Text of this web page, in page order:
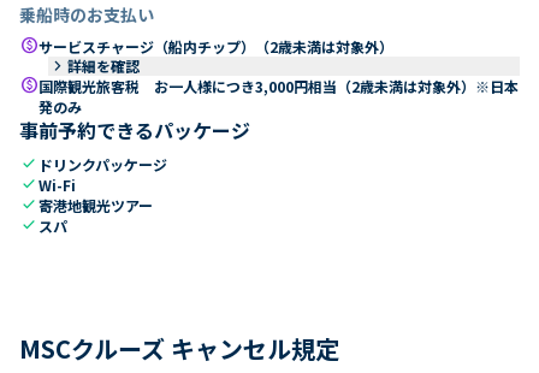
乗船時のお支払い
paidサービスチャージ（船内チップ）（2歳未満は対象外）
keyboard_arrow_right 詳細を確認
paid国際観光旅客税 お一人様につき3,000円相当（2歳未満は対象外）※日本
発のみ
事前予約できるパッケージ
check ドリンクパッケージ
checkWi-Fi
check寄港地観光ツアー
check スパ
MSCクルーズ キャンセル規定